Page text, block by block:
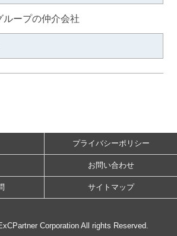
ループの仲介会社
プライバシーポリシー
お問い合わせ
サイトマップ
Corporation All rights Reserved.